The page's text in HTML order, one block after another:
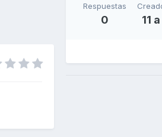
Respuestas
0 11 a